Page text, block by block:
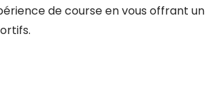
de course en vous offrant